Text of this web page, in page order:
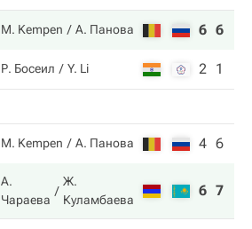
M. Kempen А. Панова 6 6
Р. Босеил Y. Li 2 1
M. Kempen А. Панова 4 6
А.
Чараева
Ж.
Куламбаева
6 7